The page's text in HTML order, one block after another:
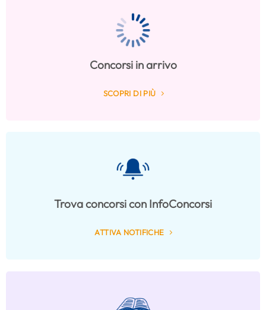
Concorsi in arrivo
SCOPRI DI PIÙ
Trova concorsi con InfoConcorsi
ATTIVA NOTIFICHE